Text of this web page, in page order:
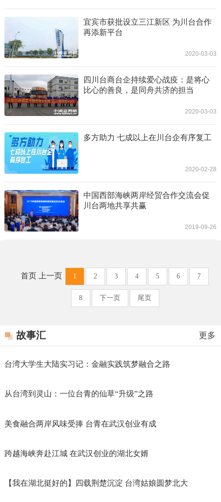
宜宾市获批设立三江新区 为川台合作
再添新平台
2020-03-03
四川台商台企持续爱心战疫：是将心
比心的善良，是同舟共济的担当
2020-03-03
多方助力 七成以上在川台企有序复工
2020-02-28
中国西部海峡两岸经贸合作交流会促
川台两地共享共赢
2019-09-26
首页 上一页 1 2 3 4 5 6 7
8 下一页 尾页
故事汇 更多
台湾大学生大陆实习记：金融实践筑梦融合之路
从台湾到灵山：一位台青的仙草“升级”之路
美食融合两岸风味受捧 台青在武汉创业有成
跨越海峡奔赴江城 在武汉创业的湖北女婿
【我在湖北挺好的】四载荆楚沉淀 台湾姑娘圆梦北大